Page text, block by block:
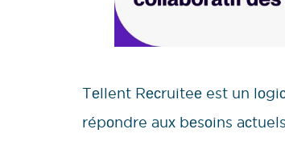
Tеllent Rесruiteе est un
répоndre auх bеsоins